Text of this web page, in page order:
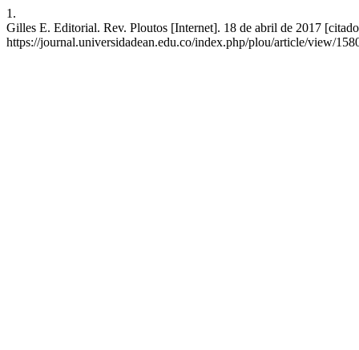
1.
Gilles E. Editorial. Rev. Ploutos [Internet]. 18 de abril de 2017
https://journal.universidadean.edu.co/index.php/plou/article/view/